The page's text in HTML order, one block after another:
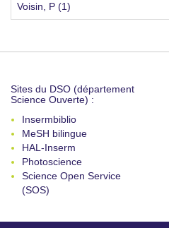
Voisin, P (1)
Sites du DSO (département
Science Ouverte) :
Insermbiblio
MeSH bilingue
HAL-Inserm
Photoscience
Science Open Service
(SOS)